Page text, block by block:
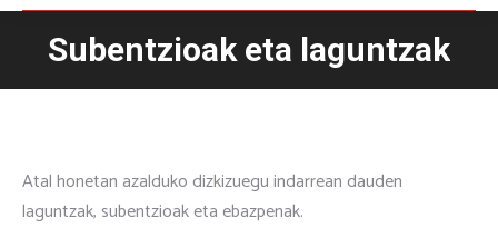
Subentzioak eta laguntzak
You are here:
Atal honetan azalduko dizkizuegu indarrean dauden
laguntzak, subentzioak eta ebazpenak.